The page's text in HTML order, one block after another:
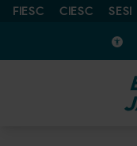
FIESC CIESC SESI